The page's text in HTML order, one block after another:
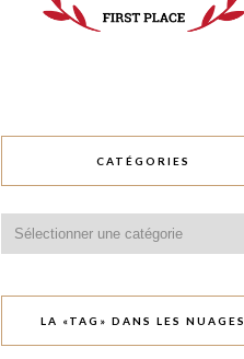
CATÉGORIES
LA «TAG» DANS LES NUAGES